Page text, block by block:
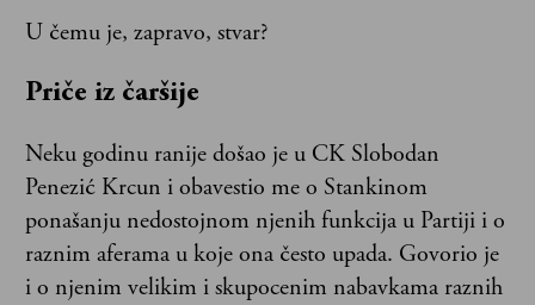
U čemu je, zapravo, stvar?
Priče iz čaršije
Neku godinu ranije došao je u CK Slobodan
Penezić Krcun i obavestio me o Stankinom
ponašanju nedostojnom njenih funkcija u Partiji i o
raznim aferama u koje ona često upada. Govorio je
i o njenim velikim i skupocenim nabavkama raznih